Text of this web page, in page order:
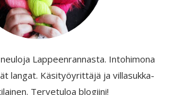
Lappeenrannasta. Intohimona
langat. Käsityöyrittäjä ja villasukka-
Tervetuloa blogiini!